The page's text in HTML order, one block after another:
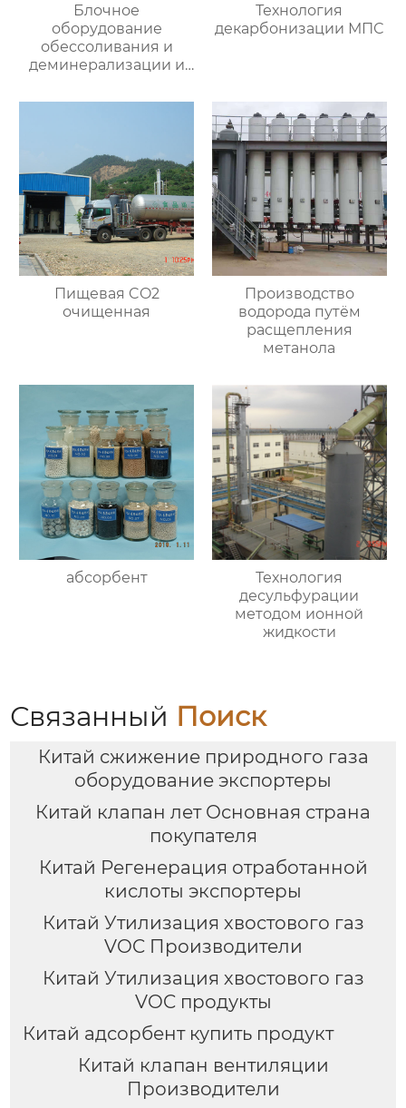
Блочное
оборудование
обессоливания и
деминерализации и
Технология
декарбонизации МПС
Пищевая CO2
очищенная
Производство
водорода путём
расщепления
метанола
абсорбент
Технология
десульфурации
методом ионной
жидкости
Связанный Поиск
Китай сжижение природного газа
оборудование экспортеры
Китай клапан лет Основная страна
покупателя
Китай Регенерация отработанной
кислоты экспортеры
Китай Утилизация хвостового газ
VOC Производители
Китай Утилизация хвостового газ
VOC продукты
Китай адсорбент купить продукт
Китай клапан вентиляции
Производители